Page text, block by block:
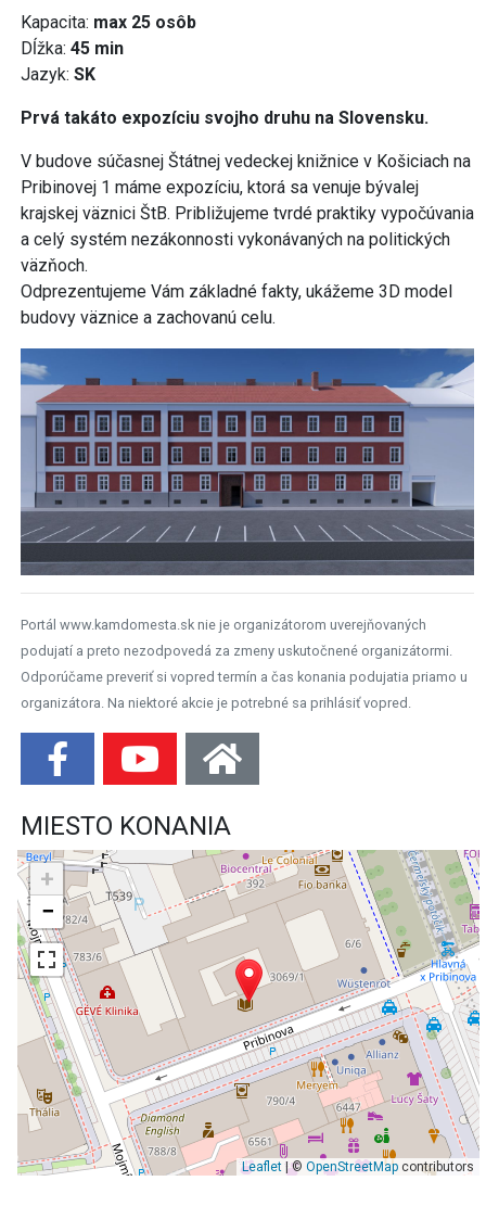
Kapacita: max 25 osôb
Dĺžka: 45 min
Jazyk: SK
Prvá takáto expozíciu svojho druhu na Slovensku.
V budove súčasnej Štátnej vedeckej knižnice v Košiciach na
Pribinovej 1 máme expozíciu, ktorá sa venuje bývalej
krajskej väznici ŠtB. Približujeme tvrdé praktiky vypočúvania
a celý systém nezákonnosti vykonávaných na politických
väzňoch.
Odprezentujeme Vám základné fakty, ukážeme 3D model
budovy väznice a zachovanú celu.
Portál www.kamdomesta.sk nie je organizátorom uverejňovaných
podujatí a preto nezodpovedá za zmeny uskutočnené organizátormi.
Odporúčame preveriť si vopred termín a čas konania podujatia priamo u
organizátora. Na niektoré akcie je potrebné sa prihlásiť vopred.
MIESTO KONANIA
+
−
Leaflet| © OpenStreetMapcontributors